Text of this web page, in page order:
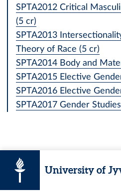
SPTA2012 Critical
(5 cr)
SPTA2013
Theory of Race (5 cr)
SPTA2014 Body and
SPTA2015 Elective
SPTA2016 Elective
SPTA2017 Gender
University of